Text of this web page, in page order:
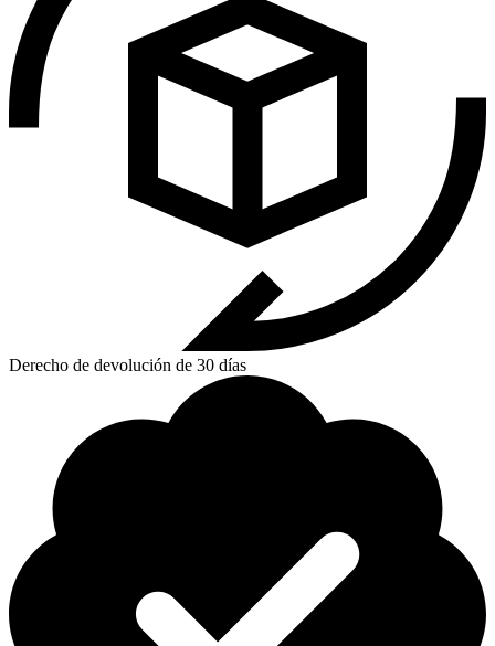
Derecho de devolución de 30 días